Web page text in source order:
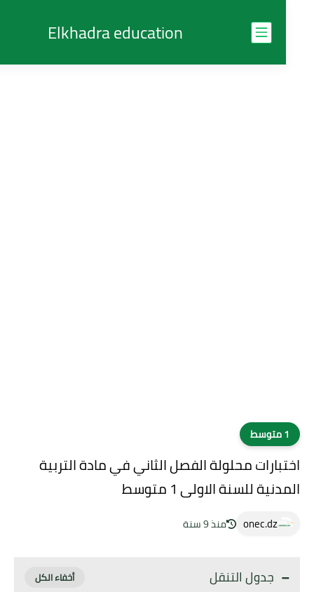
Elkhadra education
محلولة الفصل الثاني في مادة التربية
للسنة الاولى 1 متوسط
onec.dz منذ 9 سنة
جدول التنقل